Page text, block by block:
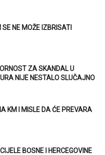
NE MOŽE IZBRISATI
ZA SKANDAL U
NIJE NESTALO SLUČAJNO
KM I MISLE DA ĆE PREVARA
BOSNE I HERCEGOVINE